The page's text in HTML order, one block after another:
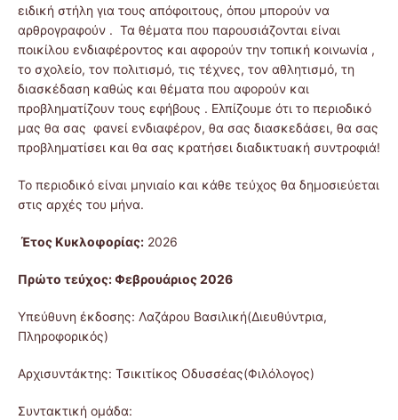
ειδική στήλη για τους απόφοιτους, όπου μπορούν να
αρθρογραφούν . Τα θέματα που παρουσιάζονται είναι
ποικίλου ενδιαφέροντος και αφορούν την τοπική κοινωνία ,
το σχολείο, τον πολιτισμό, τις τέχνες, τον αθλητισμό, τη
διασκέδαση καθώς και θέματα που αφορούν και
προβληματίζουν τους εφήβους . Ελπίζουμε ότι το περιοδικό
μας θα σας φανεί ενδιαφέρον, θα σας διασκεδάσει, θα σας
προβληματίσει και θα σας κρατήσει διαδικτυακή συντροφιά!
Το περιοδικό είναι μηνιαίο και κάθε τεύχος θα δημοσιεύεται
στις αρχές του μήνα.
Έτος Κυκλοφορίας: 2026
Πρώτο τεύχος: Φεβρουάριος 2026
Υπεύθυνη έκδοσης: Λαζάρου Βασιλική(Διευθύντρια,
Πληροφορικός)
Αρχισυντάκτης: Τσικιτίκος Οδυσσέας(Φιλόλογος)
Συντακτική ομάδα: